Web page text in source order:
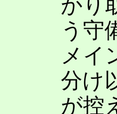
かり
う守
メイ
分け
が控